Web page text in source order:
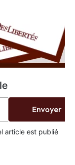
article est publié
Envoyer